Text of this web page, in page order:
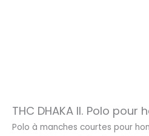
THC DHAKA II. Polo pour
Polo à manches courtes pour